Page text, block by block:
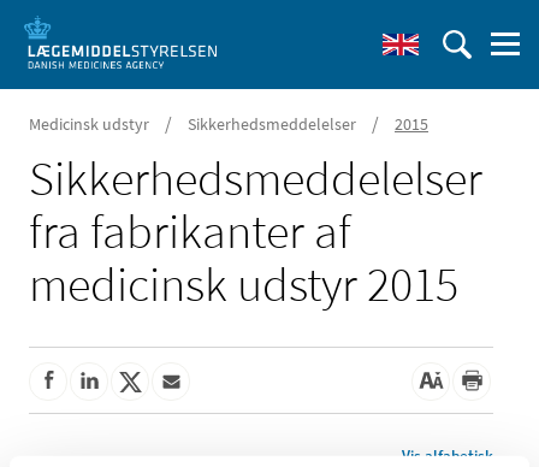
Medicinsk udstyr / Sikkerhedsmeddelelser / 2015
Sikkerheds­meddelelser
fra fabrikanter af
medicinsk udstyr 2015
Vis alfabetisk